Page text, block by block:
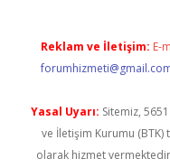
Reklam ve İletişim: E-
Yasal Uyarı: Sitemiz,
ve İletişim Kurumu (BTK)
olarak hizmet